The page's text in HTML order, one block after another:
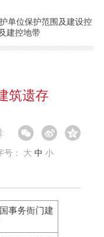
单位保护范围及建设控
建控地带
筑遗存
:
号： 大 中 小
事务衙门建